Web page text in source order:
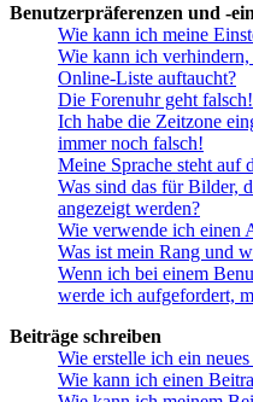
Benutzerpräferenzen und -
Wie kann ich meine
Wie kann ich
Online-Liste auftaucht?
Die Forenuhr geht falsch!
Ich habe die Zeitzone
immer noch falsch!
Meine Sprache steht auf
Was sind das für Bilder,
angezeigt werden?
Wie verwende ich einen
Was ist mein Rang und
Wenn ich bei einem
werde ich aufgefordert,
Beiträge schreiben
Wie erstelle ich ein
Wie kann ich einen